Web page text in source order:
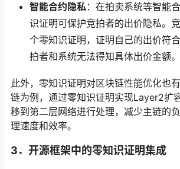
智能合约隐私：在拍卖系统等智能
识证明可保护竞拍者的出价隐私。
个零知识证明，证明自己的出价符
拍者和系统无法得知具体出价金额。
此外，零知识证明对区块链性能优化也
链为例，通过零知识证明实现Layer2扩
移到第二层网络进行处理，减少主链的
理速度和效率。
3． 开源框架中的零知识证明集成